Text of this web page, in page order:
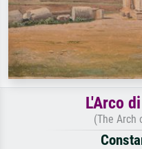
L'Arco
(The Arch